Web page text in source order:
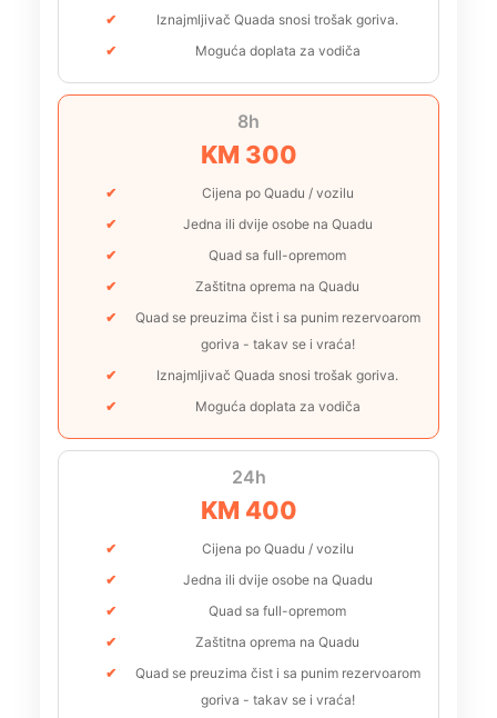
Iznajmljivač Quada snosi trošak goriva.
Moguća doplata za vodiča
8h
KM 300
Cijena po Quadu / vozilu
Jedna ili dvije osobe na Quadu
Quad sa full-opremom
Zaštitna oprema na Quadu
Quad se preuzima čist i sa punim rezervoarom
goriva - takav se i vraća!
Iznajmljivač Quada snosi trošak goriva.
Moguća doplata za vodiča
24h
KM 400
Cijena po Quadu / vozilu
Jedna ili dvije osobe na Quadu
Quad sa full-opremom
Zaštitna oprema na Quadu
Quad se preuzima čist i sa punim rezervoarom
goriva - takav se i vraća!